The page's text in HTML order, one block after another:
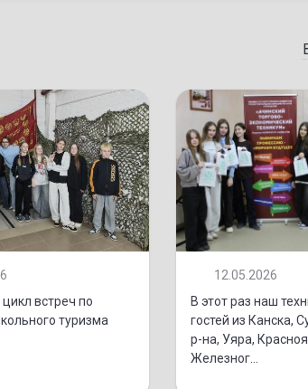
встреч по
туризма
12.05.2026
В этот раз наш
гостей из Канска,
р-на, Уяра,
Железног...